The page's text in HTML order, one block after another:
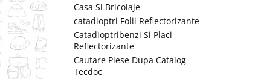
Casa Si Bricolaje
catadioptri Folii Reflectorizante
Catadioptribenzi Si Placi
Reflectorizante
Cautare Piese Dupa Catalog
Tecdoc